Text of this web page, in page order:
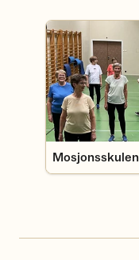
Mosjonsskulen
Mosjonsskulen